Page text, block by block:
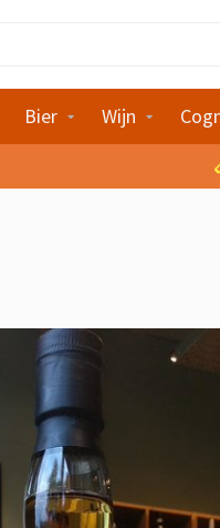
Bier Wijn